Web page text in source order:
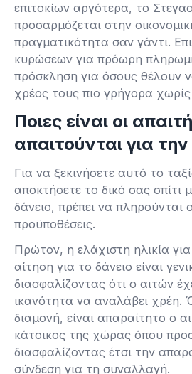
επιτοκίων αργότερα, το
προσαρμόζεται στην
πραγματικότητα σαν γάντι.
κυρώσεων για πρόωρη
πρόσκληση για όσους θέλουν
χρέος τους πιο γρήγορα χωρίς
Ποιες είναι οι
απαιτούνται για
Για να ξεκινήσετε αυτό το
αποκτήσετε το δικό σας σπίτι
δάνειο, πρέπει να πληρούνται
προϋποθέσεις.
Πρώτον, η ελάχιστη ηλικία
αίτηση για το δάνειο είναι
διασφαλίζοντας ότι ο αιτών
ικανότητα να αναλάβει χρέη.
διαμονή, είναι απαραίτητο ο
κάτοικος της χώρας όπου
διασφαλίζοντας έτσι την
σύνδεση για τη συναλλαγή.